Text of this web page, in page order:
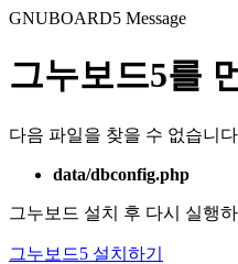
GNUBOARD5 Message
그누보드5를
다음 파일을 찾을 수 없습니
data/dbconfig.php
그누보드 설치 후 다시 실행
그누보드5 설치하기